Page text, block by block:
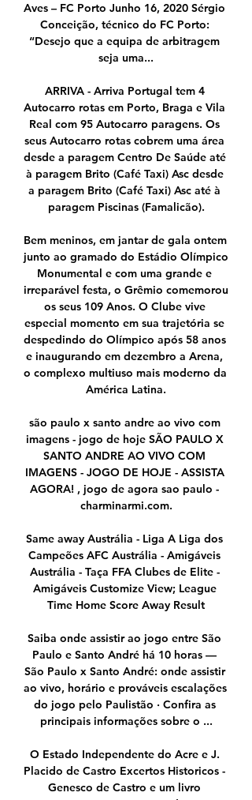
Aves – FC Porto Junho 16, 2020 Sérgio
Conceição, técnico do FC Porto:
“Desejo que a equipa de arbitragem
seja uma...
ARRIVA - Arriva Portugal tem 4
Autocarro rotas em Porto, Braga e Vila
Real com 95 Autocarro paragens. Os
seus Autocarro rotas cobrem uma área
desde a paragem Centro De Saúde até
à paragem Brito (Café Taxi) Asc desde
a paragem Brito (Café Taxi) Asc até à
paragem Piscinas (Famalicão).
Bem meninos, em jantar de gala ontem
junto ao gramado do Estádio Olímpico
Monumental e com uma grande e
irreparável festa, o Grêmio comemorou
os seus 109 Anos. O Clube vive
especial momento em sua trajetória se
despedindo do Olímpico após 58 anos
e inaugurando em dezembro a Arena,
o complexo multiuso mais moderno da
América Latina.
são paulo x santo andre ao vivo com
imagens - jogo de hoje SÃO PAULO X
SANTO ANDRE AO VIVO COM
IMAGENS - JOGO DE HOJE - ASSISTA
AGORA! , jogo de agora sao paulo -
charminarmi.com.
Same away Austrália - Liga A Liga dos
Campeões AFC Austrália - Amigáveis
Austrália - Taça FFA Clubes de Elite -
Amigáveis Customize View; League
Time Home Score Away Result
Saiba onde assistir ao jogo entre São
Paulo e Santo André há 10 horas —
São Paulo x Santo André: onde assistir
ao vivo, horário e prováveis escalações
do jogo pelo Paulistão · Confira as
principais informações sobre o ...
O Estado Independente do Acre e J.
Placido de Castro Excertos Historicos -
Genesco de Castro e um livro